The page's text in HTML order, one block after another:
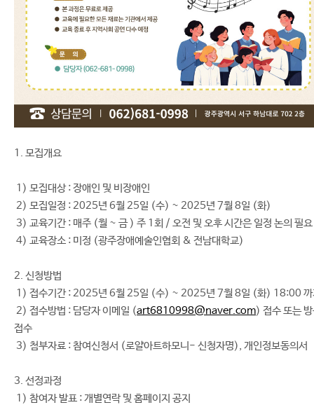
1. 모집개요
1) 모집대상 : 장애인 및 비장애인
2) 모집일정 : 2025년 6월 25일 (수) ~ 2025년 7월 8일 (화)
3) 교육기간 : 매주 (월 ~ 금 ) 주 1회 / 오전 및 오후 시간은 일정 논의 필요
4) 교육장소 : 미정 (광주장애예술인협회 & 전남대학교)
2. 신청방법
1) 접수기간 : 2025년 6월 25일 (수) ~ 2025년 7월 8일 (화) 18:00 까
2) 접수방법 : 담당자 이메일 (art6810998@naver.com) 접수 또는
접수
3) 첨부자료 : 참여신청서 (로얄아트하모니- 신청자명), 개인정보동의서
3. 선정과정
1) 참여자 발표 : 개별연락 및 홈페이지 공지